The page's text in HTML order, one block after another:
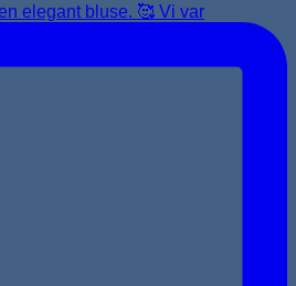
elegant bluse. 🥰 Vi var